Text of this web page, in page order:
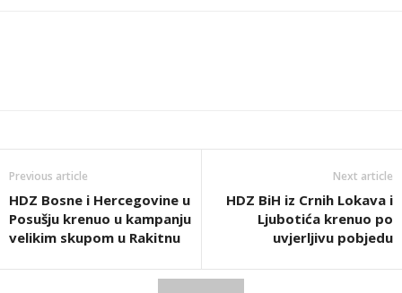
Previous article
HDZ Bosne i Hercegovine u
Posušju krenuo u kampanju
velikim skupom u Rakitnu
Next article
HDZ BiH iz Crnih Lokava i
Ljubotića krenuo po
uvjerljivu pobjedu